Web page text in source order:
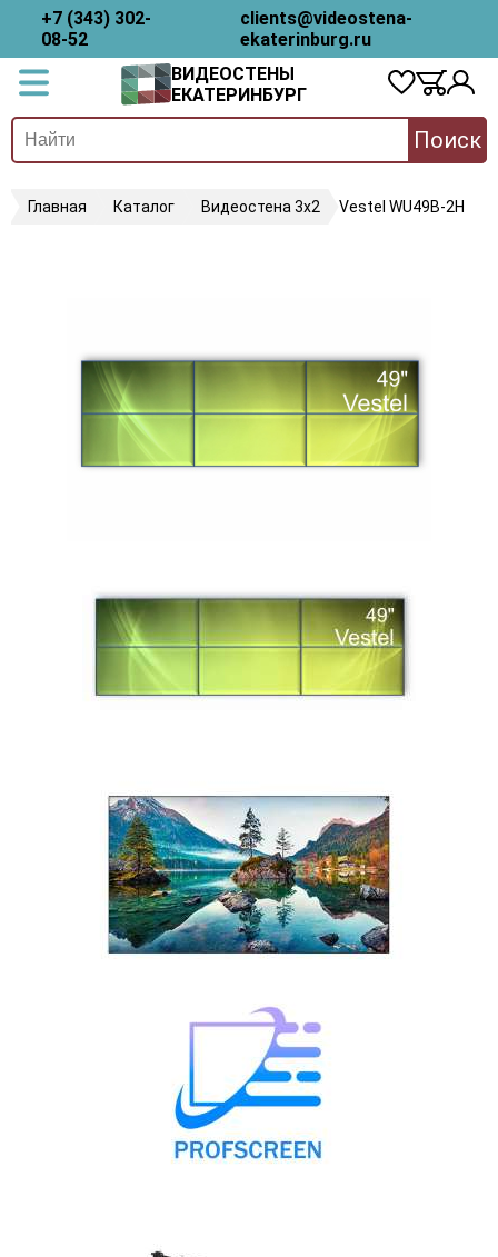
+7 (343) 302-
08-52
clients@videostena-
ekaterinburg.ru
ВИДЕОСТЕНЫ
ЕКАТЕРИНБУРГ
Поиск
Главная Каталог Видеостена 3х2 Vestel WU49B-2H